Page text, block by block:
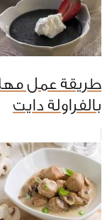
طريقة عمل
بالفراولة دايت